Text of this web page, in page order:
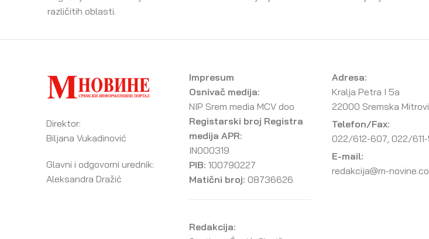
različitih oblasti.
Direktor:
Biljana Vukadinović
Glavni i odgovorni urednik:
Aleksandra Dražić
Impresum
Osnivač medija:
NIP Srem media MCV doo
Registarski broj Registra
medija APR:
IN000319
PIB: 100790227
Matični broj: 08736626
Redakcija:
Adresa:
Kralja Petra I 5a
22000 Sremska
Telefon/Fax:
022/612-607, 022/
E-mail:
redakcija@m-